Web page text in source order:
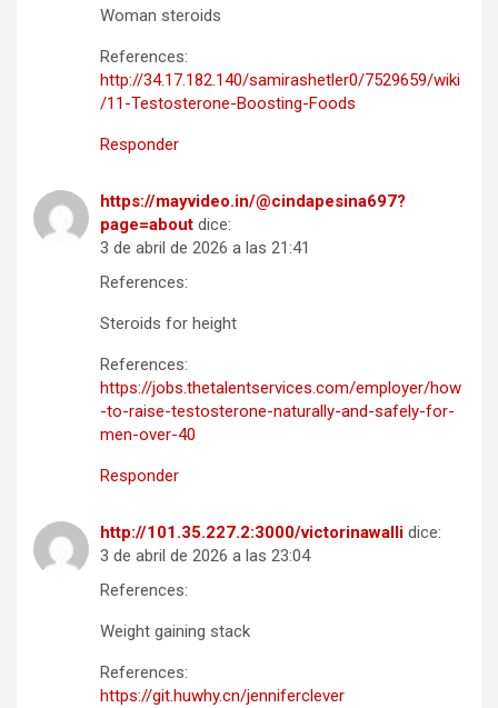
Woman steroids
References:
http://34.17.182.140/samirashetler0/7529659/wiki
/11-Testosterone-Boosting-Foods
Responder
https://mayvideo.in/@cindapesina697?
page=about dice:
3 de abril de 2026 a las 21:41
References:
Steroids for height
References:
https://jobs.thetalentservices.com/employer/how
-to-raise-testosterone-naturally-and-safely-for-
men-over-40
Responder
http://101.35.227.2:3000/victorinawalli dice:
3 de abril de 2026 a las 23:04
References:
Weight gaining stack
References:
https://git.huwhy.cn/jenniferclever